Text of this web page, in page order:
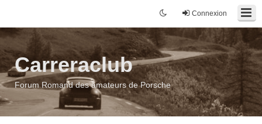
Connexion
Carreraclub
Forum Romand des amateurs de Porsche